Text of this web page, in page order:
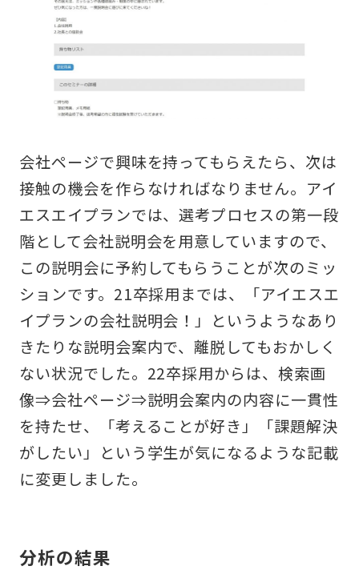
会社ページで興味を持ってもらえたら、次は
接触の機会を作らなければなりません。アイ
エスエイプランでは、選考プロセスの第一段
階として会社説明会を用意していますので、
この説明会に予約してもらうことが次のミッ
ションです。21卒採用までは、「アイエスエ
イプランの会社説明会！」というようなあり
きたりな説明会案内で、離脱してもおかしく
ない状況でした。22卒採用からは、検索画
像⇒会社ページ⇒説明会案内の内容に一貫性
を持たせ、「考えることが好き」「課題解決
がしたい」という学生が気になるような記載
に変更しました。
分析の結果